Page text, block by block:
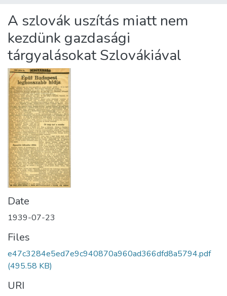
About us
A szlovák uszítás miatt nem
kezdünk gazdasági
tárgyalásokat Szlovákiával
Date
1939-07-23
Files
e47c3284e5ed7e9c940870a960ad366dfd8a5794.pdf
(495.58 KB)
URI